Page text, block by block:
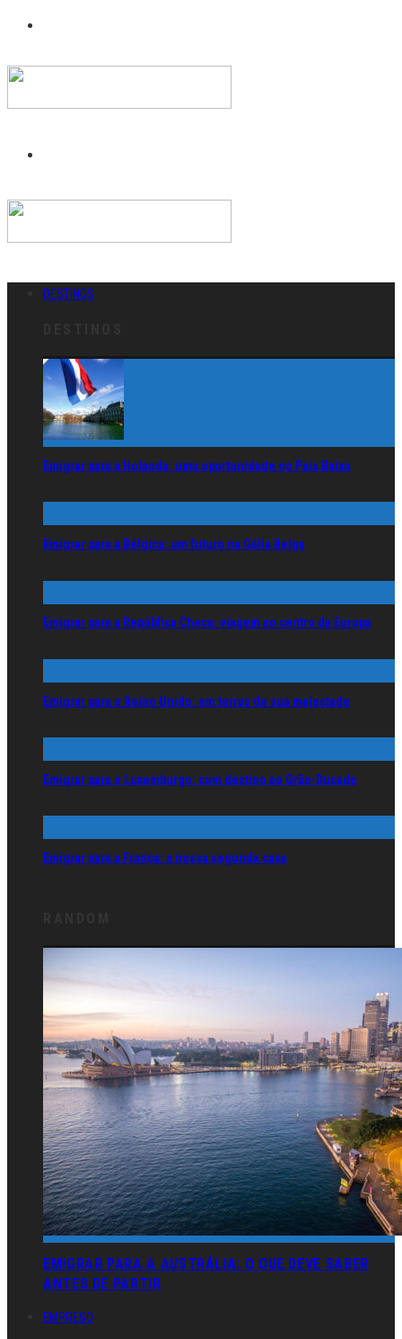
DESTINOS
Emigrar para a Holanda: uma oportunidade no País Baixo
Emigrar para a Bélgica: um futuro na Gália Belga
Emigrar para a República Checa: viagem ao centro da Europa
Emigrar para o Reino Unido: em terras de sua majestade
Emigrar para o Luxemburgo: com destino ao Grão-Ducado
Emigrar para a França: a nossa segunda casa
EMIGRAR PARA A AUSTRÁLIA: O QUE DEVE SABER
ANTES DE PARTIR
EMPREGO